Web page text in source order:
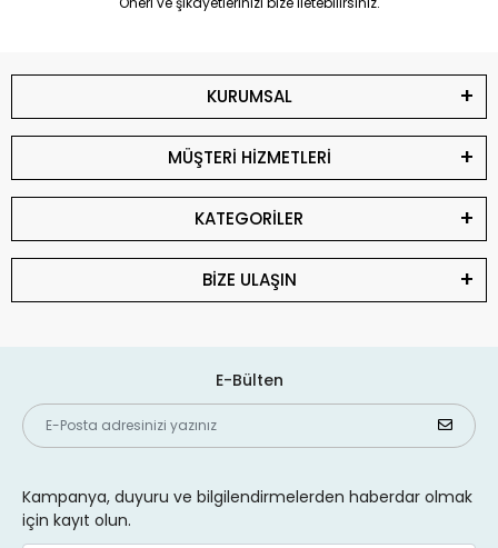
KURUMSAL
MÜŞTERİ HİZMETLERİ
KATEGORİLER
BİZE ULAŞIN
E-Bülten
Kampanya, duyuru ve bilgilendirmelerden haberdar olmak
için kayıt olun.